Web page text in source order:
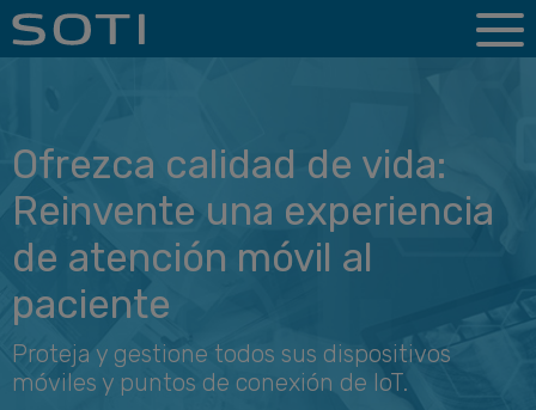
Ofrezca calidad de vida:
Reinvente una experiencia
de atención móvil al
paciente
Proteja y gestione todos sus dispositivos
móviles y puntos de conexión de IoT.